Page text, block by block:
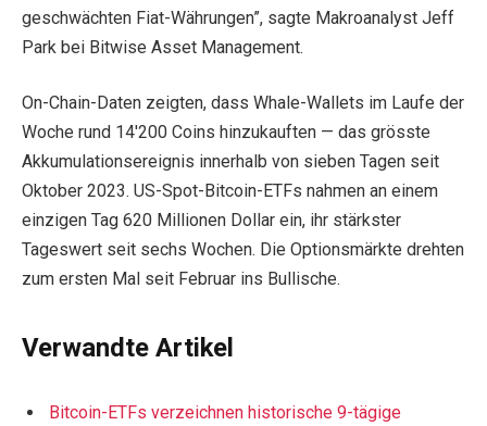
geschwächten Fiat-Währungen”, sagte Makroanalyst Jeff
Park bei Bitwise Asset Management.
On-Chain-Daten zeigten, dass Whale-Wallets im Laufe der
Woche rund 14'200 Coins hinzukauften — das grösste
Akkumulationsereignis innerhalb von sieben Tagen seit
Oktober 2023. US-Spot-Bitcoin-ETFs nahmen an einem
einzigen Tag 620 Millionen Dollar ein, ihr stärkster
Tageswert seit sechs Wochen. Die Optionsmärkte drehten
zum ersten Mal seit Februar ins Bullische.
Verwandte Artikel
Bitcoin-ETFs verzeichnen historische 9-tägige